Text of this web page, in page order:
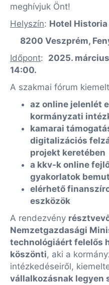
meghívjuk Önt!
Helyszín: Hotel
8200 Veszprém,
Időpont: 2025.
14:00.
A szakmai fórum
az online jelenlét
kormányzati
kamarai
digitalizációs
projekt keretében
a kkv-k online
gyakorlatok
elérhető
eszközök
A rendezvény
Nemzetgazdasági
technológiáért felelős
köszönti, aki a
intézkedéseiről,
vállalkozásnak legyen